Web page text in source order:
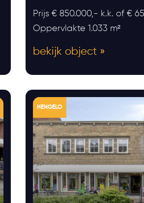
Prijs € 850.000,- k.k. of €
Oppervlakte 1.033 m²
bekijk object »
HENGELO